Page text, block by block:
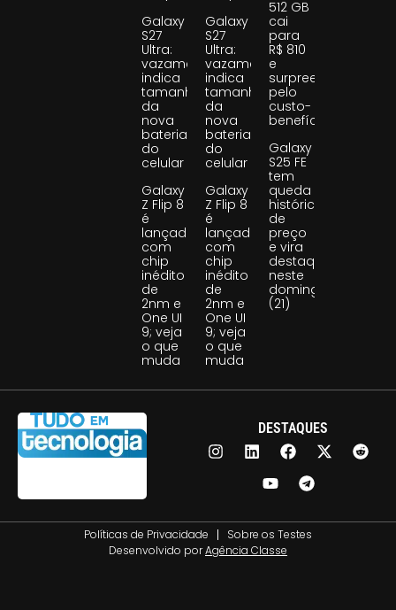
Galaxy
S27
Ultra:
vazamento
indica
tamanho
da
nova
bateria
do
celular
Galaxy
Z Flip 8
é
lançado
com
chip
inédito
de
2nm e
One UI
9; veja
o que
muda
Galaxy
S27
Ultra:
vazamento
indica
tamanho
da
nova
bateria
do
celular
Galaxy
Z Flip 8
é
lançado
com
chip
inédito
de
2nm e
One UI
9; veja
o que
muda
512 GB
cai
para
R$ 810
e
surpreende
pelo
custo-
benefício
Galaxy
S25 FE
tem
queda
histórica
de
preço
e vira
destaque
neste
domingo
(21)
DESTAQUES
Políticas de Privacidade
Sobre os Testes
Desenvolvido porAgência Classe